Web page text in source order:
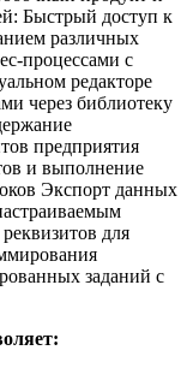
Быстрый доступ к
различных
процессами с
редакторе
через библиотеку
предприятия
и выполнение
Экспорт данных
для
заданий с